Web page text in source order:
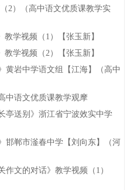
2）（高中语文优质课教学实
教学视频（1）【张玉新】
教学视频（2）【张玉新】
黄岩中学语文组【江海】（高中
中语文优质课教学观摩
亭送别》浙江省宁波效实中学
邯郸市滏春中学【刘向东】（河
作文的对话》教学视频（1）